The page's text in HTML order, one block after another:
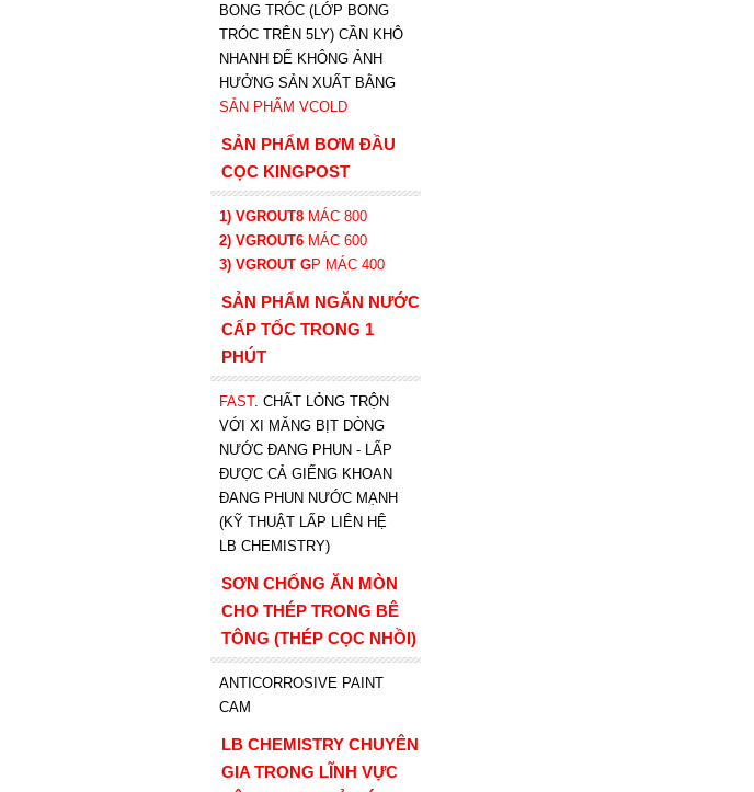
BONG TRÓC (LỚP BONG
TRÓC TRÊN 5LY) CẦN KHÔ
NHANH ĐỂ KHÔNG ẢNH
HƯỞNG SẢN XUẤT BẰNG
SẢN PHẨM VCOLD
SẢN PHẨM BƠM ĐẦU
CỌC KINGPOST
1) VGROUT8 MÁC 800
2) VGROUT6 MÁC 600
3) VGROUT GP MÁC 400
SẢN PHẨM NGĂN NƯỚC
CẤP TỐC TRONG 1
PHÚT
FAST. CHẤT LỎNG TRỘN
VỚI XI MĂNG BỊT DÒNG
NƯỚC ĐANG PHUN - LẤP
ĐƯỢC CẢ GIẾNG KHOAN
ĐANG PHUN NƯỚC MẠNH
(KỸ THUẬT LẤP LIÊN HỆ
LB CHEMISTRY)
SƠN CHỐNG ĂN MÒN
CHO THÉP TRONG BÊ
TÔNG (THÉP CỌC NHỒI)
ANTICORROSIVE PAINT
CAM
LB CHEMISTRY CHUYÊN
GIA TRONG LĨNH VỰC